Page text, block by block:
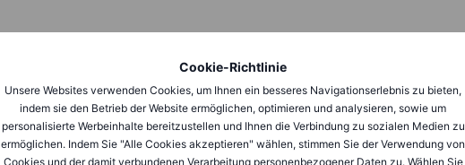
Cookie-Richtlinie
Unsere Websites verwenden Cookies, um Ihnen ein besseres Navigationserlebnis zu bieten,
indem sie den Betrieb der Website ermöglichen, optimieren und analysieren, sowie um
personalisierte Werbeinhalte bereitzustellen und Ihnen die Verbindung zu sozialen Medien zu
ermöglichen. Indem Sie "Alle Cookies akzeptieren" wählen, stimmen Sie der Verwendung von
Cookies und der damit verbundenen Verarbeitung personenbezogener Daten zu. Wählen Sie